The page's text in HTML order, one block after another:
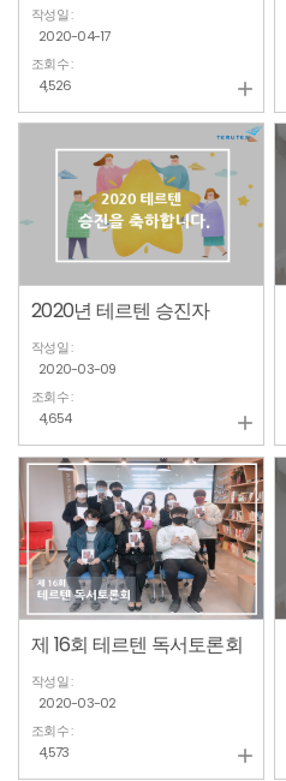
작성일 :
2020-04-17
조회수 :
4,526

2020년 테르텐 승진자
작성일 :
2020-03-09
조회수 :
4,654

제 16회 테르텐 독서토론회
작성일 :
2020-03-02
조회수 :
4,573
